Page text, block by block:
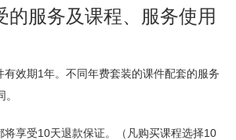
的服务及课程、服务使用
有效期1年。不同年费套装的课件配套的服务
将享受10天退款保证。（凡购买课程选择10